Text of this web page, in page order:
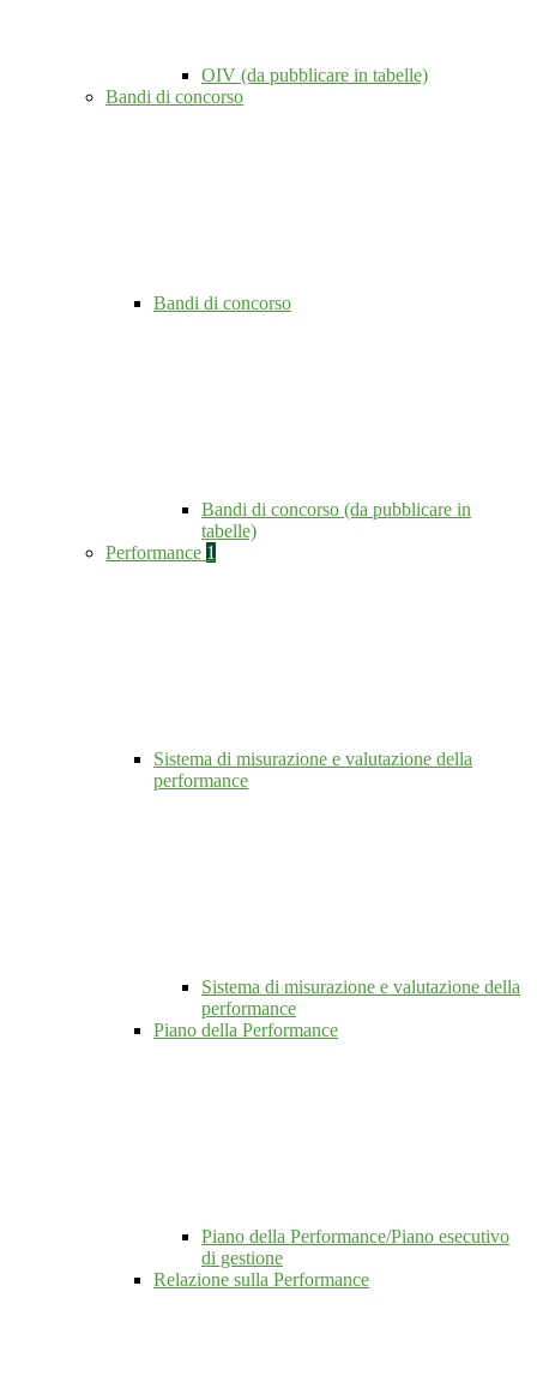
OIV (da pubblicare in tabelle)
Bandi di concorso
Bandi di concorso
Bandi di concorso (da pubblicare in
tabelle)
Performance 1
Sistema di misurazione e valutazione della
performance
Sistema di misurazione e valutazione della
performance
Piano della Performance
Piano della Performance/Piano esecutivo
di gestione
Relazione sulla Performance